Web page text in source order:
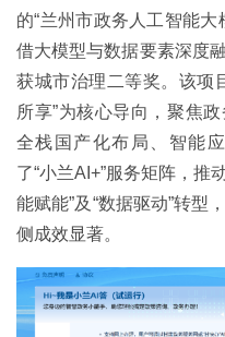
的“兰州市政务人工智能
借大模型与数据要素深度
获城市治理二等奖。该项
所享”为核心导向，聚焦
全栈国产化布局、智能
了“小兰AI+”服务矩阵，推
能赋能”及“数据驱动”转型
侧成效显著。